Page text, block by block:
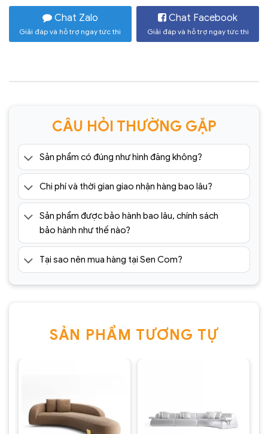
Chat Zalo
Giải đáp và hỗ trợ ngay tức thì
Chat Facebook
Giải đáp và hỗ trợ ngay tức thì
CÂU HỎI THƯỜNG GẶP
Sản phẩm có đúng như hình đăng không?
Chi phí và thời gian giao nhận hàng bao lâu?
Sản phẩm được bảo hành bao lâu, chính sách
bảo hành như thế nào?
Tại sao nên mua hàng tại Sen Com?
SẢN PHẨM TƯƠNG TỰ